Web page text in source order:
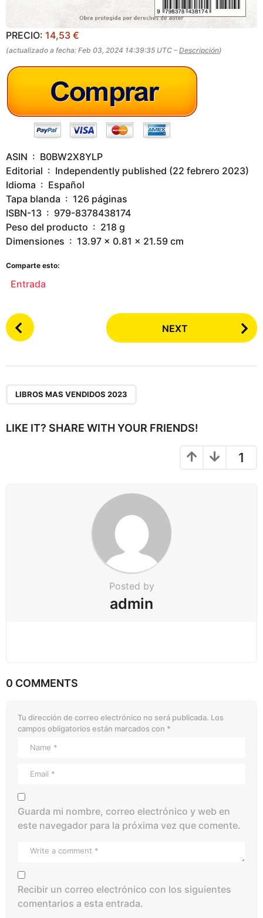
PRECIO: 14,53 €
(actualizado a fecha: Feb 03, 2024 14:39:35 UTC – Descripción)
ASIN ‏ : ‎ B0BW2X8YLP
Editorial ‏ : ‎ Independently published (22 febrero 2023)
Idioma ‏ : ‎ Español
Tapa blanda ‏ : ‎ 126 páginas
ISBN-13 ‏ : ‎ 979-8378438174
Peso del producto ‏ : ‎ 218 g
Dimensiones ‏ : ‎ 13.97 x 0.81 x 21.59 cm
Comparte esto:
Entrada
P
o
i
NEXT
LIBROS MAS VENDIDOS 2023
LIKE IT? SHARE WITH YOUR FRIENDS!
1
Posted by
admin
0 COMMENTS
Tu dirección de correo electrónico no será publicada. Los
campos obligatorios están marcados con *
Guarda mi nombre, correo electrónico y web en
este navegador para la próxima vez que comente.
Recibir un correo electrónico con los siguientes
comentarios a esta entrada.